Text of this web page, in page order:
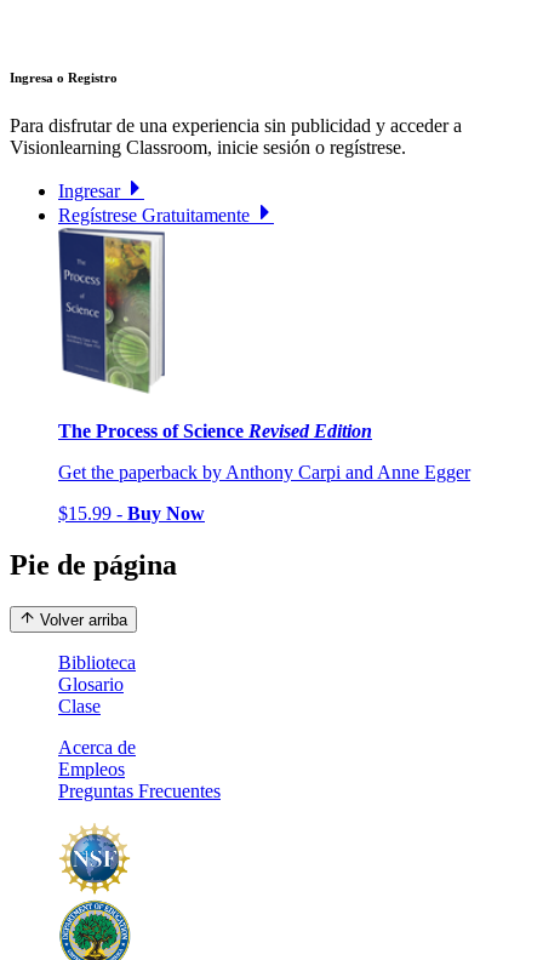
Ingresa o Registro
Para disfrutar de una experiencia sin publicidad y acceder a
Visionlearning Classroom, inicie sesión o regístrese.
Ingresar
Regístrese Gratuitamente
The Process of Science Revised Edition
Get the paperback by Anthony Carpi and Anne Egger
$15.99 - Buy Now
Pie de página
Volver arriba
Biblioteca
Glosario
Clase
Acerca de
Empleos
Preguntas Frecuentes